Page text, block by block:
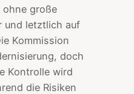
ohne große
und letztlich auf
Kommission
doch
Kontrolle wird
die Risiken